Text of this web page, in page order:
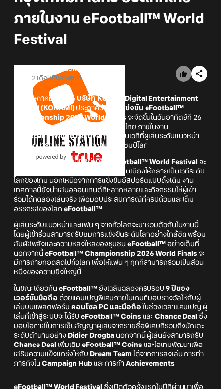
ภายในงาน eFootball™ World
Festival
Online Station
2 เดือนที่แล้ว
21
14 พฤษภาคม 2026 – บริษัท Konami Digital Entertainment
Limited (KONAMI) ประกาศว่า
การแข่งขัน eFootball™
Championship 2026 World Finals จะจัดขึ้นในวันอาทิตย์ที่ 26
กรกฎาคม ณ กรุงเทพมหานคร ประเทศไทย ภายในงาน
eFootball™ World Festivalซึ่งจะเป็นเวทีที่ผู้เล่นระดับแนวหน้า
ของโลกมารวมตัวกันเพื่อชิงตำแหน่งแชมป์โลก
หลังจากความสำเร็จในปีที่ผ่านมา eFootball™ World Festival จะ
กลับมาจัดที่กรุงเทพฯ อีกครั้ง โดยเปลี่ยนเมืองให้กลายเป็นเวทีระดับ
โลกของเกม นอกเหนือจากการแข่งขันอีสปอร์ตแบบดั้งเดิม งาน
เทศกาลนี้ยังนำเสนอคอนเทนต์ที่หลากหลายและกิจกรรมให้ผู้เข้า
ร่วมได้ทดลองเล่นจริง เพื่อมอบประสบการณ์ที่ครบถ้วนและเต็ม
อรรถรสของโลก eFootball™
ผู้เล่นระดับแนวหน้าและแฟน ๆ จากทั่วโลกจะมารวมตัวกันในงานนี้
โดยผู้เข้าร่วมสามารถรับชมการแข่งขันระดับโลกอย่างใกล้ชิด พร้อม
สัมผัสพลังและความหลงใหลของชุมชน eFootball™ อย่างเต็มที่
นอกจากนี้ eFootball™ Championship 2026 World Finals จะ
มีการถ่ายทอดสดไปทั่วโลก เพื่อให้แฟน ๆ ทุกที่สามารถร่วมเป็นส่วน
หนึ่งของความยิ่งใหญ่นี้
ในขณะเดียวกัน eFootball™ ยังเฉลิมฉลองครบรอบ 9 ปีของ
เวอร์ชันมือถือ ด้วยแคมเปญพิเศษภายในเกมที่มอบรางวัลให้กับผู้
เล่นบนแพลตฟอร์ม คอนโซล PC และมือถือ ในช่วงเวลาแคมเปญ ผู้
เล่นที่เข้าสู่ระบบจะได้รับ eFootball™ Coins และ Chance Deal ซึ่ง
มอบโอกาสในการเซ็นสัญญาผู้เล่นจากรายชื่อพิเศษที่รวมถึงนักเตะ
ระดับตำนานอย่าง Didier Drogba นอกจากนี้ ผู้เล่นยังสามารถรับ
Chance Deal เพิ่มเติม eFootball™ Coins และไอเทมพัฒนาเพื่อ
เสริมความแข็งแกร่งให้กับ Dream Team ได้จากการลงเล่น การทำ
ภารกิจใน Campaign Hub และการทำ Achievements
eFootball™ World Festival ซึ่งเปิดตัวครั้งแรกในปีที่ผ่านมาเพื่อ